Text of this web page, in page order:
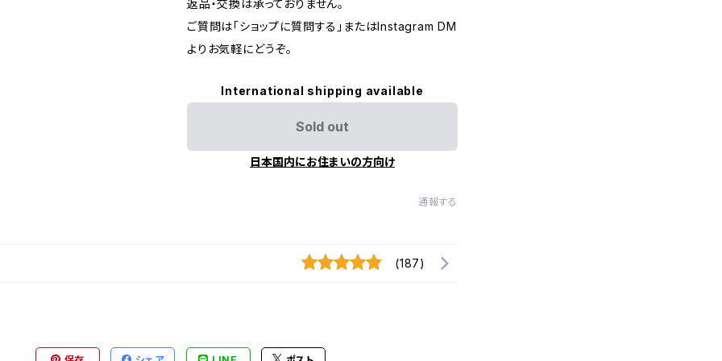
返品・交換は承っておりません。
ご質問は「ショップに質問する」またはInstagram DM
よりお気軽にどうぞ。
International shipping available
Sold out
日本国内にお住まいの方向け
通報する
(187)